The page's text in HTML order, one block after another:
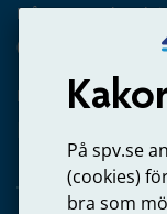
På spv.se
(cookies)
bra som
Frågor om
020-65 00 65
Kontakta oss